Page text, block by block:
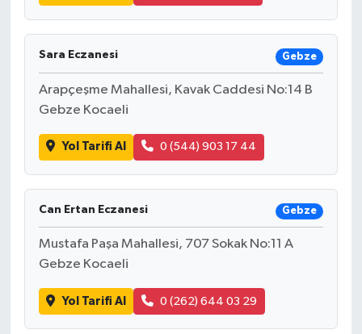
Sara Eczanesi Gebze
Arapçeşme Mahallesi, Kavak Caddesi No:14 B
Gebze Kocaeli
Yol Tarifi Al 0 (544) 903 17 44
Can Ertan Eczanesi Gebze
Mustafa Paşa Mahallesi, 707 Sokak No:11 A
Gebze Kocaeli
Yol Tarifi Al 0 (262) 644 03 29